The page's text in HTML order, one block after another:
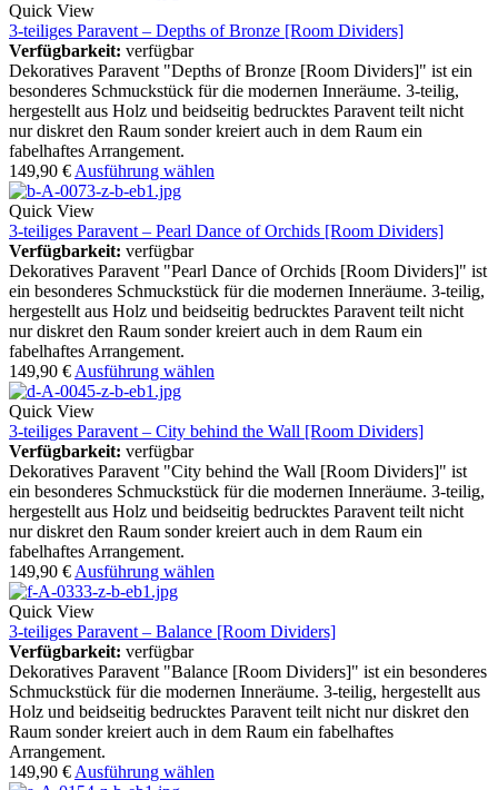
Quick View
3-teiliges Paravent – Depths of Bronze [Room Dividers]
Verfügbarkeit: verfügbar
Dekoratives Paravent "Depths of Bronze [Room Dividers]" ist ein
besonderes Schmuckstück für die modernen Inneräume. 3-teilig,
hergestellt aus Holz und beidseitig bedrucktes Paravent teilt nicht
nur diskret den Raum sonder kreiert auch in dem Raum ein
fabelhaftes Arrangement.
149,90 € Ausführung wählen
Quick View
3-teiliges Paravent – Pearl Dance of Orchids [Room Dividers]
Verfügbarkeit: verfügbar
Dekoratives Paravent "Pearl Dance of Orchids [Room Dividers]" ist
ein besonderes Schmuckstück für die modernen Inneräume. 3-teilig,
hergestellt aus Holz und beidseitig bedrucktes Paravent teilt nicht
nur diskret den Raum sonder kreiert auch in dem Raum ein
fabelhaftes Arrangement.
149,90 € Ausführung wählen
Quick View
3-teiliges Paravent – City behind the Wall [Room Dividers]
Verfügbarkeit: verfügbar
Dekoratives Paravent "City behind the Wall [Room Dividers]" ist
ein besonderes Schmuckstück für die modernen Inneräume. 3-teilig,
hergestellt aus Holz und beidseitig bedrucktes Paravent teilt nicht
nur diskret den Raum sonder kreiert auch in dem Raum ein
fabelhaftes Arrangement.
149,90 € Ausführung wählen
Quick View
3-teiliges Paravent – Balance [Room Dividers]
Verfügbarkeit: verfügbar
Dekoratives Paravent "Balance [Room Dividers]" ist ein besonderes
Schmuckstück für die modernen Inneräume. 3-teilig, hergestellt aus
Holz und beidseitig bedrucktes Paravent teilt nicht nur diskret den
Raum sonder kreiert auch in dem Raum ein fabelhaftes
Arrangement.
149,90 € Ausführung wählen